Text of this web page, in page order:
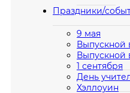
Праздники/
9 мая
Выпускной
Выпускной
1 сентября
День
Хэллоуин